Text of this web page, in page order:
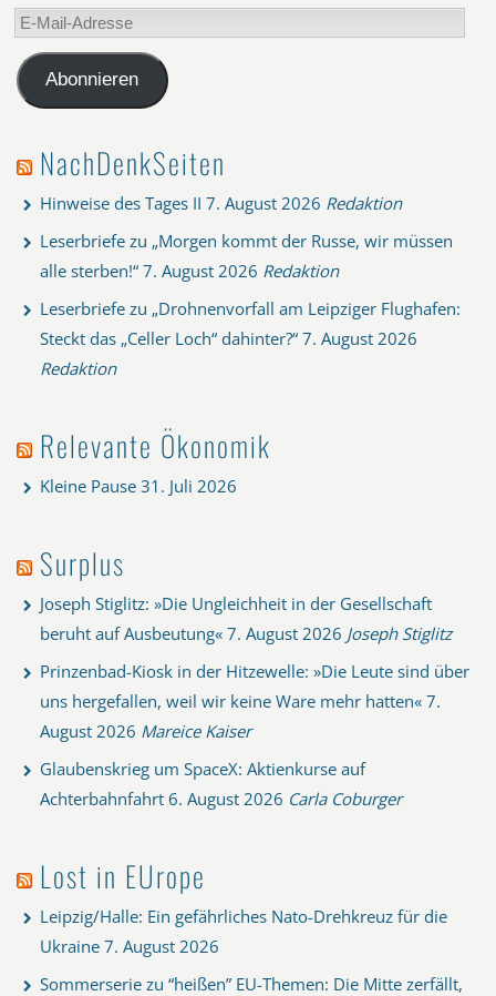
E-
Mail-
AdresseAbonnieren
NachDenkSeiten
Hinweise des Tages II 7. August 2026 Redaktion
Leserbriefe zu „Morgen kommt der Russe, wir müssen
alle sterben!“ 7. August 2026 Redaktion
Leserbriefe zu „Drohnenvorfall am Leipziger Flughafen:
Steckt das „Celler Loch“ dahinter?“ 7. August 2026
Redaktion
Relevante Ökonomik
Kleine Pause 31. Juli 2026
Surplus
Joseph Stiglitz: »Die Ungleichheit in der Gesellschaft
beruht auf Ausbeutung« 7. August 2026 Joseph Stiglitz
Prinzenbad-Kiosk in der Hitzewelle: »Die Leute sind über
uns hergefallen, weil wir keine Ware mehr hatten« 7.
August 2026 Mareice Kaiser
Glaubenskrieg um SpaceX: Aktienkurse auf
Achterbahnfahrt 6. August 2026 Carla Coburger
Lost in EUrope
Leipzig/Halle: Ein gefährliches Nato-Drehkreuz für die
Ukraine 7. August 2026
Sommerserie zu “heißen” EU-Themen: Die Mitte zerfällt,